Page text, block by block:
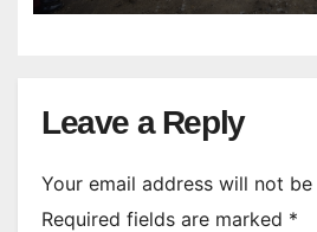
Leave a Reply
Your email address will not be
Required fields are marked *